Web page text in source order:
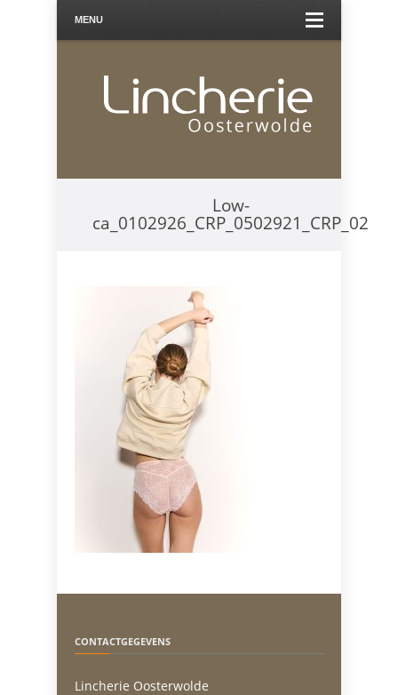
MENU
Low-
ca_0102926_CRP_0502921_CRP_02
CONTACTGEGEVENS
Lincherie Oosterwolde